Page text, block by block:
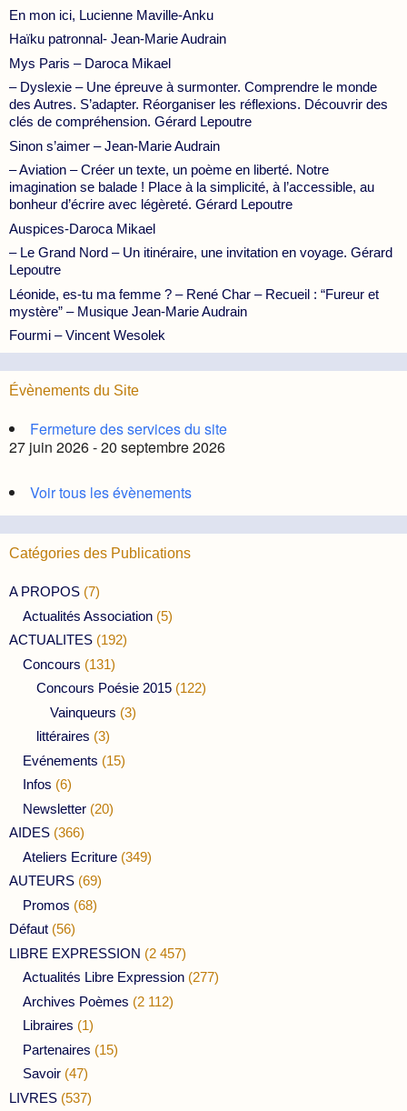
En mon ici, Lucienne Maville-Anku
Haïku patronnal- Jean-Marie Audrain
Mys Paris – Daroca Mikael
– Dyslexie – Une épreuve à surmonter. Comprendre le monde
des Autres. S’adapter. Réorganiser les réflexions. Découvrir des
clés de compréhension. Gérard Lepoutre
Sinon s’aimer – Jean-Marie Audrain
– Aviation – Créer un texte, un poème en liberté. Notre
imagination se balade ! Place à la simplicité, à l’accessible, au
bonheur d’écrire avec légèreté. Gérard Lepoutre
Auspices-Daroca Mikael
– Le Grand Nord – Un itinéraire, une invitation en voyage. Gérard
Lepoutre
Léonide, es-tu ma femme ? – René Char – Recueil : “Fureur et
mystère” – Musique Jean-Marie Audrain
Fourmi – Vincent Wesolek
Évènements du Site
Fermeture des services du site
27 juin 2026 - 20 septembre 2026
Voir tous les évènements
Catégories des Publications
A PROPOS (7)
Actualités Association (5)
ACTUALITES (192)
Concours (131)
Concours Poésie 2015 (122)
Vainqueurs (3)
littéraires (3)
Evénements (15)
Infos (6)
Newsletter (20)
AIDES (366)
Ateliers Ecriture (349)
AUTEURS (69)
Promos (68)
Défaut (56)
LIBRE EXPRESSION (2 457)
Actualités Libre Expression (277)
Archives Poèmes (2 112)
Libraires (1)
Partenaires (15)
Savoir (47)
LIVRES (537)